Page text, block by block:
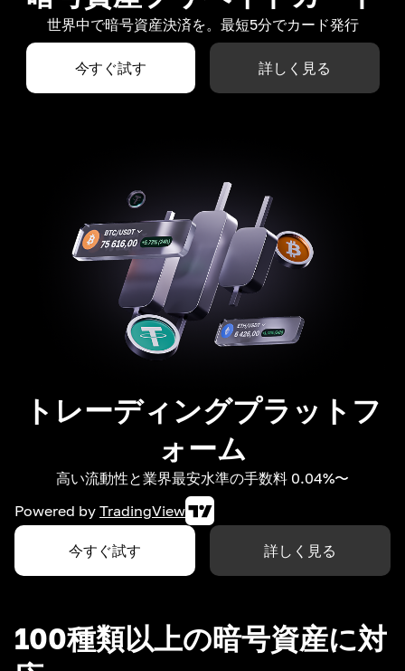
世界中で暗号資産決済を。最短5分でカード発行
今すぐ試す 詳しく見る
トレーディングプラットフ
ォーム
高い流動性と業界最安水準の手数料 0.04%〜
Powered by TradingView
今すぐ試す 詳しく見る
100種類以上の暗号資産に対